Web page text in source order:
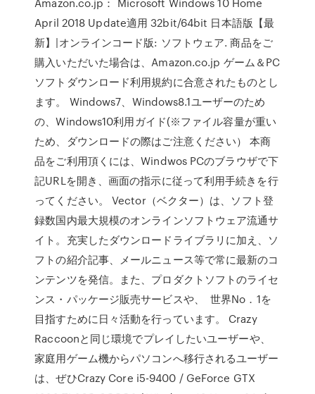
April 2018 Update適用 32bit/64bit 日本語版【最
新】|オンラインコード版: ソフトウェア. 商品をご
購入いただいた場合は、Amazon.co.jp ゲーム＆PC
ソフトダウンロード利用規約に合意されたものとし
ます。 Windows7、Windows8.1ユーザーのため
の、Windows10利用ガイド(※ファイル容量が重い
ため、ダウンロードの際はご注意ください） 本商
品をご利用頂くには、Windwos PCのブラウザで下
記URLを開き、画面の指示に従って利用手続きを行
ってください。 Vector（ベクター）は、ソフト登
録数国内最大規模のオンラインソフトウェア流通サ
イト。充実したダウンロードライブラリに加え、ソ
フトの紹介記事、メールニュース等で常に最新のコ
ンテンツを発信。また、プロダクトソフトのライセ
ンス・パッケージ販売サービスや、 世界No．1を
目指すために日々活動を行っています。 Crazy
Raccoonと同じ環境でプレイしたいユーザーや、
家庭用ゲーム機からパソコンへ移行されるユーザー
は、ぜひCrazy Core i5-9400 / GeForce GTX